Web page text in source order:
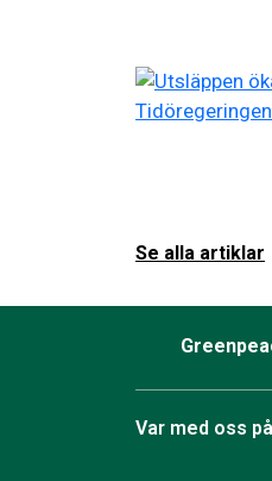
Se alla artiklar
Var med oss